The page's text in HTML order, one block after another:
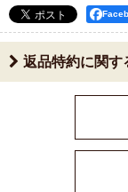
返品特約に関す